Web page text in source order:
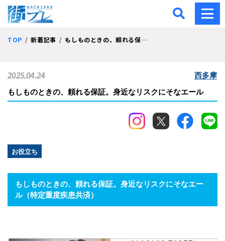
街プレ -東京・西多摩の
TOP 新着記事 もしものときの、頼れる保証。身近なリスクにそなエール
もしものときの、頼れる保証。身近なリスクにそなエール
お役立ち
2025.04.24 西多摩
もしものときの、頼れる保証。身近なリスクにそなエー
ル（特定重度疾患共済）